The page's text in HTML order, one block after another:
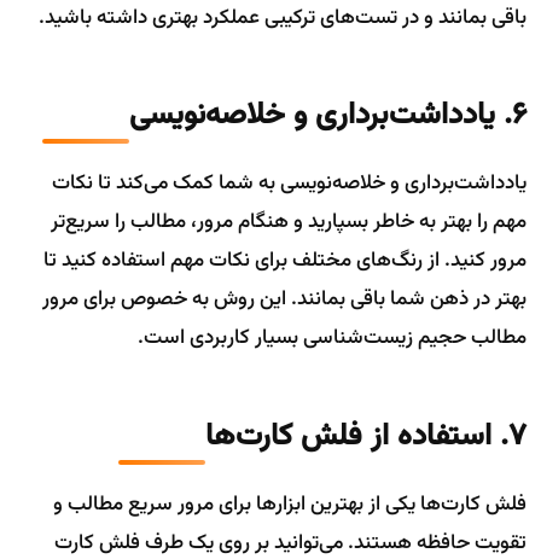
باقی بمانند و در تست‌های ترکیبی عملکرد بهتری داشته باشید.
6. یادداشت‌برداری و خلاصه‌نویسی
یادداشت‌برداری و خلاصه‌نویسی به شما کمک می‌کند تا نکات
مهم را بهتر به خاطر بسپارید و هنگام مرور، مطالب را سریع‌تر
مرور کنید. از رنگ‌های مختلف برای نکات مهم استفاده کنید تا
بهتر در ذهن شما باقی بمانند. این روش به خصوص برای مرور
مطالب حجیم زیست‌شناسی بسیار کاربردی است.
7. استفاده از فلش کارت‌ها
فلش کارت‌ها یکی از بهترین ابزارها برای مرور سریع مطالب و
تقویت حافظه هستند. می‌توانید بر روی یک طرف فلش کارت